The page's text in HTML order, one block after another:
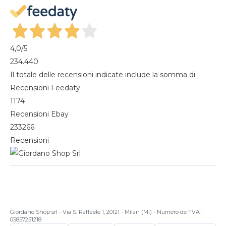
Magazine
4,0/5
234.440
Il totale delle recensioni indicate include la somma di:
Recensioni Feedaty
1174
Recensioni Ebay
233266
Recensioni
Giordano Shop srl - Via S. Raffaele 1, 20121 - Milan (MI) - Numéro de TVA :
05857251218